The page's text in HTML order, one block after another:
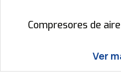
Compresores de
Ver